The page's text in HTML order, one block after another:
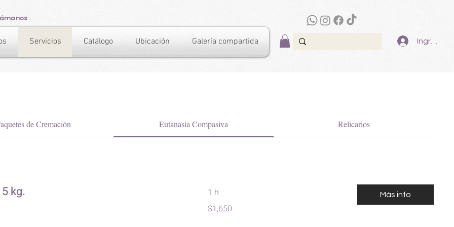
Servicios Catálogo Ubicación Galería compartida Ingresar
de Cremación Eutanasia Compasiva Relicarios
kg. 1 h
1,650
pesos
$1,650
Más info